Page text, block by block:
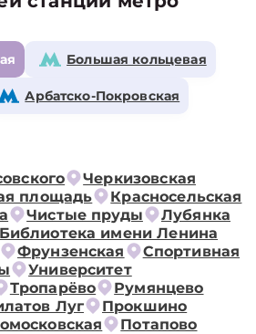
Большая кольцевая
Арбатско-Покровская
Черкизовская
площадь
Красносельская
Чистые пруды
Лубянка
Библиотека имени Ленина
Фрунзенская
Спортивная
Университет
Тропарёво
Румянцево
Луг
Прокшино
Потапово